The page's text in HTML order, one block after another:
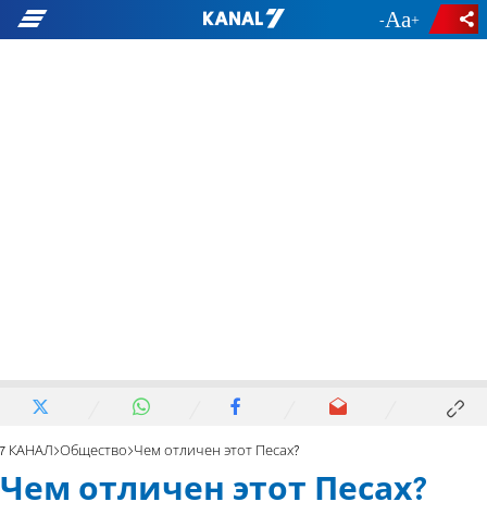
- +
7 КАНАЛ Общество Чем отличен этот Песах?
Чем отличен этот Песах?